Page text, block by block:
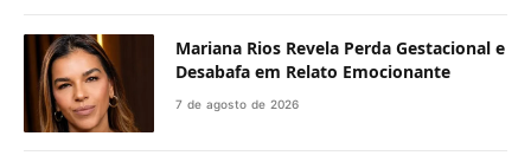
Mariana Rios Revela Perda Gestacional e
Desabafa em Relato Emocionante
7 de agosto de 2026